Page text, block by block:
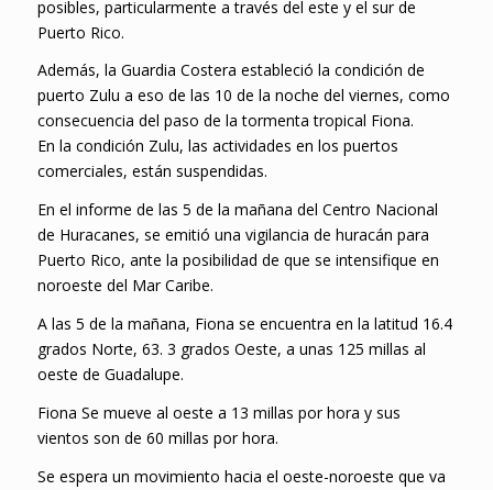
posibles, particularmente a través del este y el sur de
Puerto Rico.
Además, la Guardia Costera estableció la condición de
puerto Zulu a eso de las 10 de la noche del viernes, como
consecuencia del paso de la tormenta tropical Fiona.
En la condición Zulu, las actividades en los puertos
comerciales, están suspendidas.
En el informe de las 5 de la mañana del Centro Nacional
de Huracanes, se emitió una vigilancia de huracán para
Puerto Rico, ante la posibilidad de que se intensifique en
noroeste del Mar Caribe.
A las 5 de la mañana, Fiona se encuentra en la latitud 16.4
grados Norte, 63. 3 grados Oeste, a unas 125 millas al
oeste de Guadalupe.
Fiona Se mueve al oeste a 13 millas por hora y sus
vientos son de 60 millas por hora.
Se espera un movimiento hacia el oeste-noroeste que va